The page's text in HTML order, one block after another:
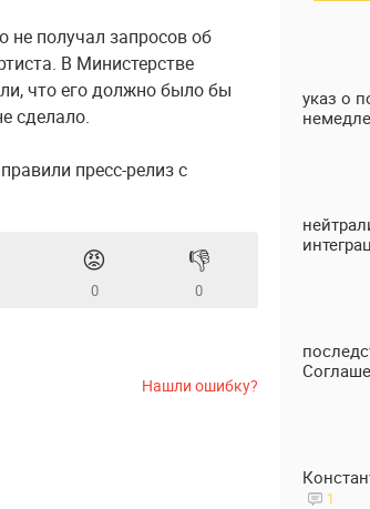
не получал запросов об
В Министерстве
что его должно было бы
сделало.
пресс-релиз с
😡
0
👎
0
Нашли ошибку?
указ о
1